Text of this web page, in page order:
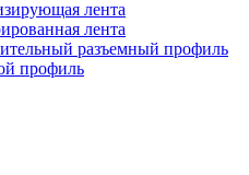
лента
лента
разъемный профиль
профиль